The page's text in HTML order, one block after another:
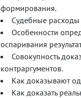
формирования.
Судебные
Особенности
оспаривания
Совокупность
контраргументов.
Как доказывают
Как доказать